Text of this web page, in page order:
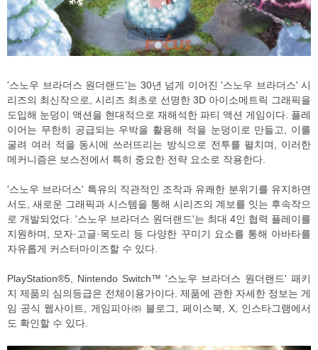
'스노우 브라더스 원더랜드'는 30년 넘게 이어진 '스노우 브라더스' 시
리즈의 최신작으로, 시리즈 최초로 선명한 3D 아이소메트릭 그래픽을
도입해 눈덩이 액션을 현대적으로 재해석한 파티 액션 게임이다. 플레
이어는 무한히 공급되는 우박을 활용해 적을 눈덩이로 만들고, 이를
굴려 여러 적을 동시에 쓰러뜨리는 방식으로 전투를 펼치며, 이러한
메커니즘은 보스전에서 특히 중요한 전략 요소로 작용한다.
'스노우 브라더스' 특유의 직관적인 조작과 유쾌한 분위기를 유지하면
서도, 새로운 그래픽과 시스템을 통해 시리즈의 계보를 잇는 후속작으
로 개발되었다. '스노우 브라더스 원더랜드'는 최대 4인 협력 플레이를
지원하며, 모자·고글·목도리 등 다양한 꾸미기 요소를 통해 아바타를
자유롭게 커스터마이즈할 수 있다.
PlayStation®5, Nintendo Switch™ '스노우 브라더스 원더랜드' 패키
지 제품의 심의등급은 전체이용가이다. 제품에 관한 자세한 정보는 게
임 공식 웹사이트, 게임피아㈜ 블로그, 페이스북, X, 인스타그램에서
도 확인할 수 있다.